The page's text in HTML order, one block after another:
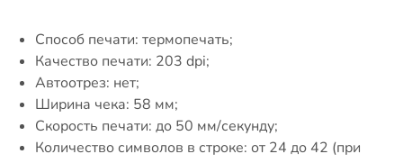
Способ печати: термопечать;
Качество печати: 203 dpi;
Автоотрез: нет;
Ширина чека: 58 мм;
Скорость печати: до 50 мм/секунду;
Количество символов в строке: от 24 до 42 (при